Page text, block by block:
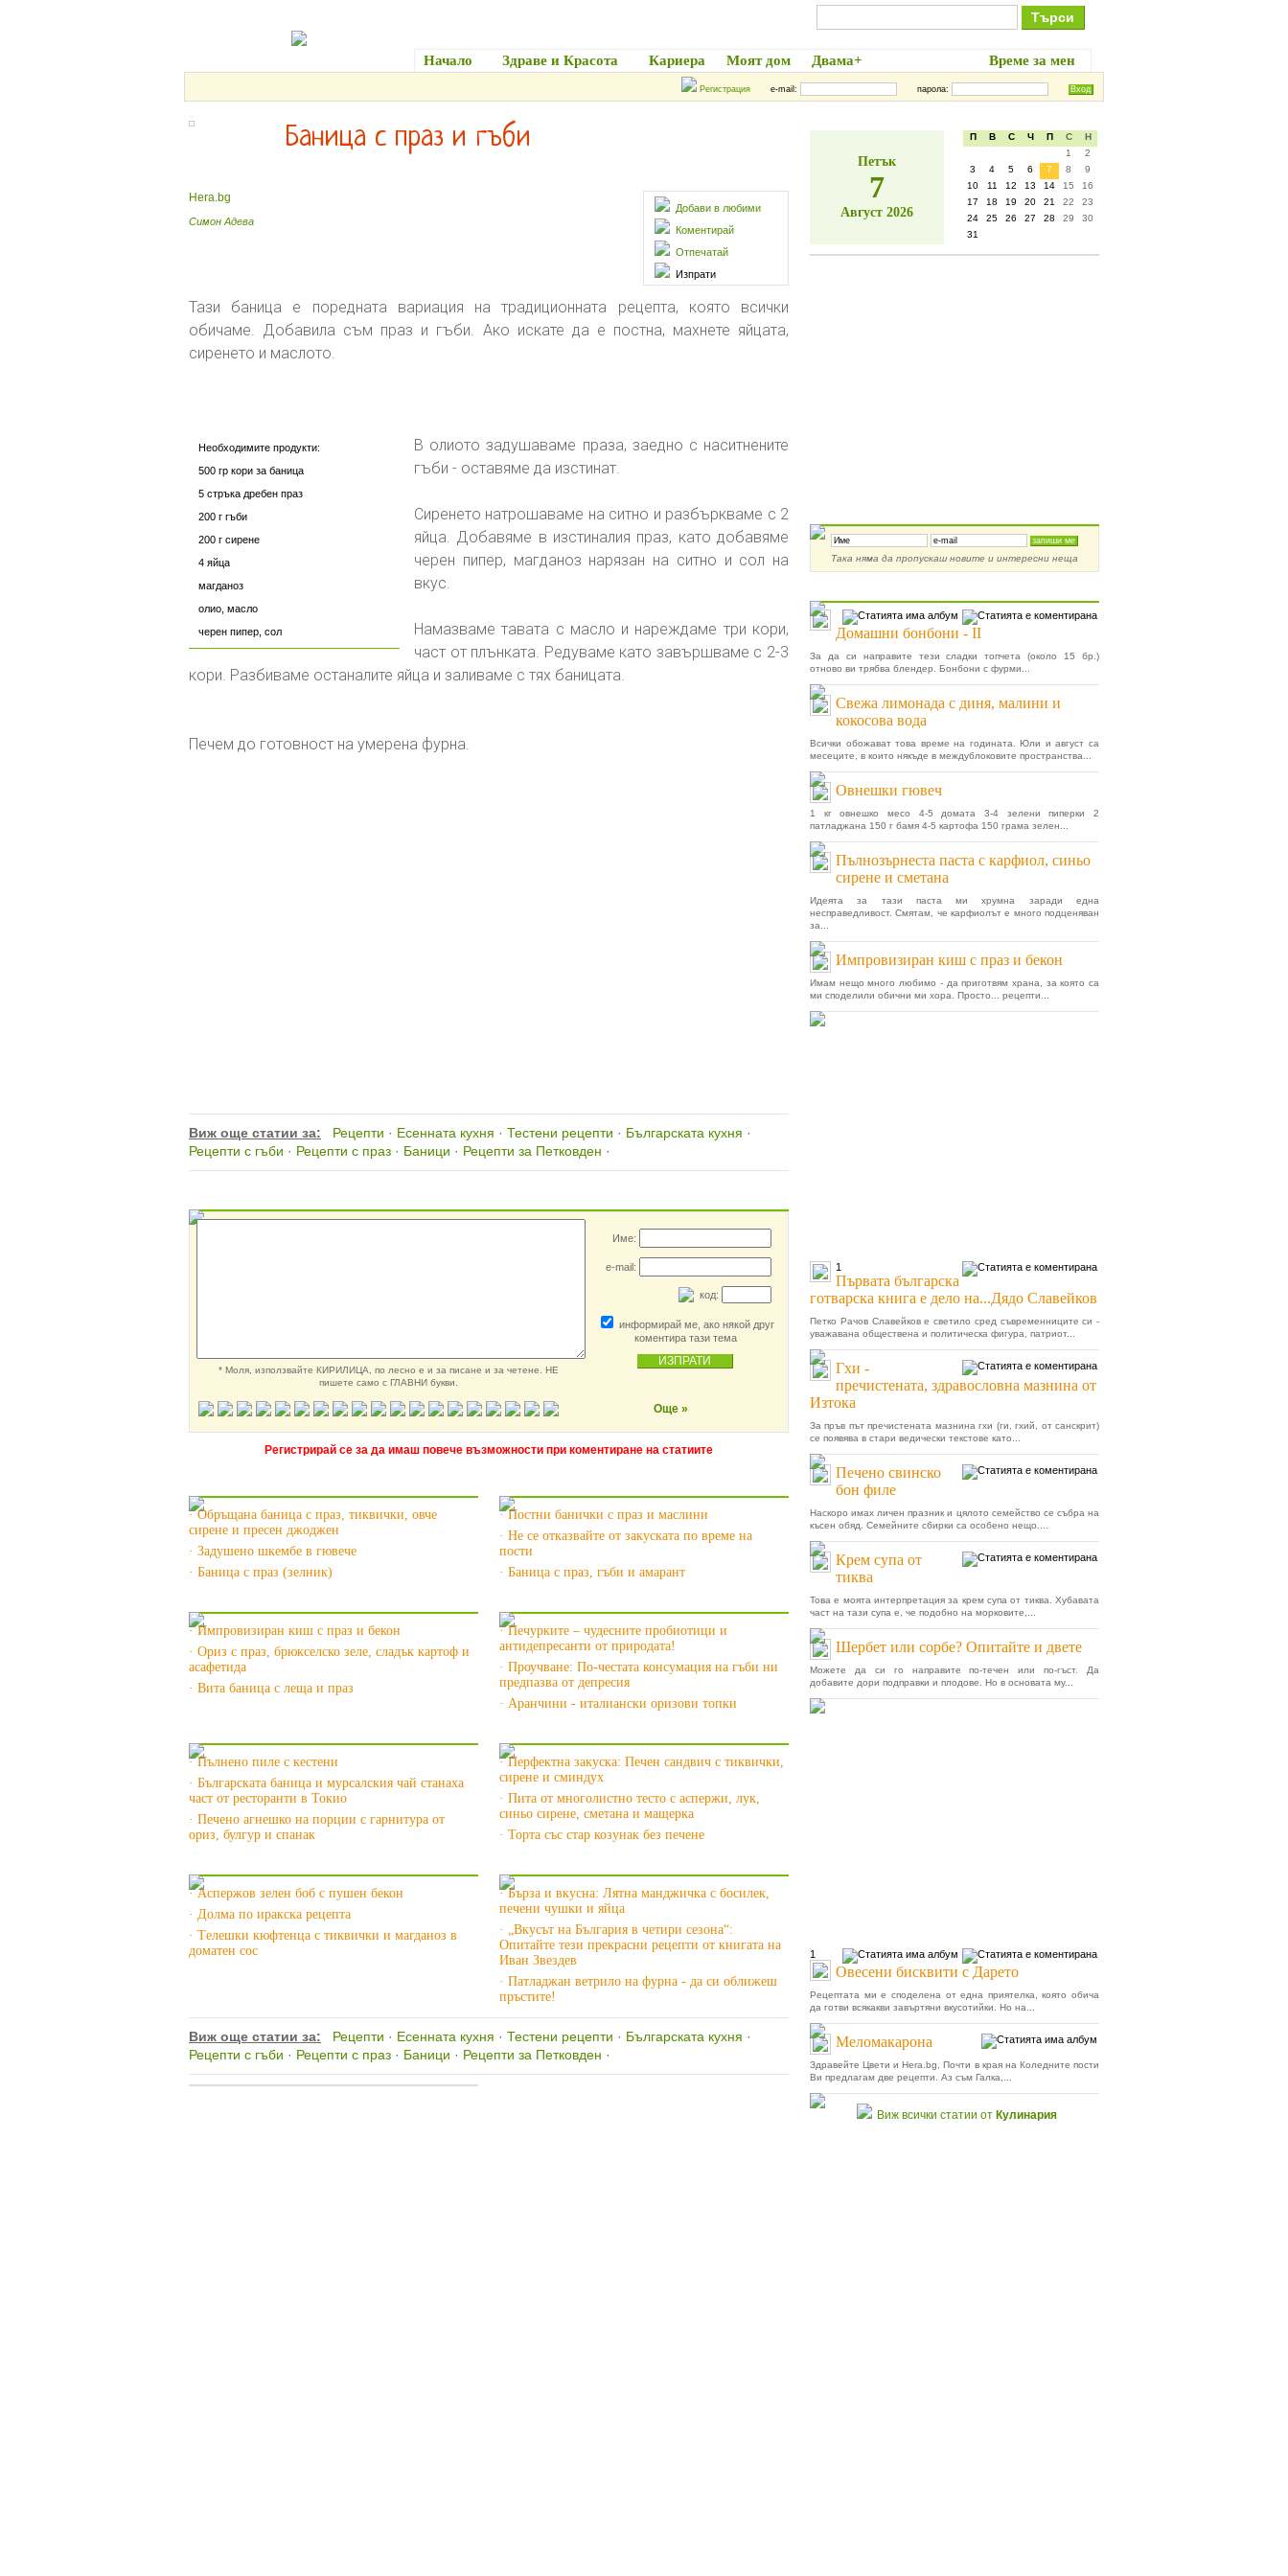
Начало Здраве и Красота Кариера Моят дом Двама+ Време за мен
Регистрация e-mail: парола:
Баница с праз и гъби
Добави в любими
Коментирай
Отпечатай
Изпрати
Hera.bg
Симон Адева
Тази баница е поредната вариация на традиционната рецепта, която всички
обичаме. Добавила съм праз и гъби. Ако искате да е постна, махнете яйцата,
сиренето и маслото.
Необходимите продукти:
500 гр кори за баница
5 стръка дребен праз
200 г гъби
200 г сирене
4 яйца
магданоз
олио, масло
черен пипер, сол
В олиото задушаваме праза, заедно с наситнените
гъби - оставяме да изстинат.
Сиренето натрошаваме на ситно и разбъркваме с 2
яйца. Добавяме в изстиналия праз, като добавяме
черен пипер, магданоз нарязан на ситно и сол на
вкус.
Намазваме тавата с масло и нареждаме три кори,
част от плънката. Редуваме като завършваме с 2-3
кори. Разбиваме останалите яйца и заливаме с тях баницата.
Печем до готовност на умерена фурна.
Виж още статии за: Рецепти · Есенната кухня · Тестени рецепти · Българската кухня ·
Рецепти с гъби · Рецепти с праз · Баници · Рецепти за Петковден ·
* Моля, използвайте КИРИЛИЦА, по лесно е и за писане и за четене. НЕ
пишете само с ГЛАВНИ букви.
Име:
e-mail:
код:
информирай ме, ако някой друг
коментира тази тема
Още »
Регистрирай се за да имаш повече възможности при коментиране на статиите
· Обръщана баница с праз, тиквички, овче
сирене и пресен джоджен
· Задушено шкембе в гювече
· Баница с праз (зелник)
· Постни банички с праз и маслини
· Не се отказвайте от закуската по време на
пости
· Баница с праз, гъби и амарант
· Импровизиран киш с праз и бекон
· Ориз с праз, брюкселско зеле, сладък картоф и
асафетида
· Вита баница с леща и праз
· Печурките – чудесните пробиотици и
антидепресанти от природата!
· Проучване: По-честата консумация на гъби ни
предпазва от депресия
· Аранчини - италиански оризови топки
· Пълнено пиле с кестени
· Българската баница и мурсалския чай станаха
част от ресторанти в Токио
· Печено агнешко на порции с гарнитура от
ориз, булгур и спанак
· Перфектна закуска: Печен сандвич с тиквички,
сирене и сминдух
· Пита от многолистно тесто с аспержи, лук,
синьо сирене, сметана и мащерка
· Торта със стар козунак без печене
· Аспержов зелен боб с пушен бекон
· Долма по иракска рецепта
· Tелешки кюфтенца с тиквички и магданоз в
доматен сос
· Бърза и вкусна: Лятна манджичка с босилек,
печени чушки и яйца
· „Вкусът на България в четири сезона“:
Опитайте тези прекрасни рецепти от книгата на
Иван Звездев
· Патладжан ветрило на фурна - да си оближеш
пръстите!
Виж още статии за: Рецепти · Есенната кухня · Тестени рецепти · Българската кухня ·
Рецепти с гъби · Рецепти с праз · Баници · Рецепти за Петковден ·
Петък
7
Август 2026
П В С Ч П С
Н
1
2
3
4 5 6 7 8
9
10
11 12 13 14 15
16
17
18 19 20 21 22
23
24
25 26 27 28 29
30
31
Така няма да пропускаш новите и интересни неща
Домашни бонбони - II
За да си направите тези сладки топчета (около 15 бр.)
отново ви трябва блендер. Бонбони с фурми...
Свежа лимонада с диня, малини и
кокосова вода
Всички обожават това време на годината. Юли и август са
месеците, в които някъде в междублоковите пространства...
Овнешки гювеч
1 кг овнешко месо 4-5 домата 3-4 зелени пиперки 2
патладжана 150 г бамя 4-5 картофа 150 грама зелен...
Пълнозърнеста паста с карфиол, синьо
сирене и сметана
Идеята за тази паста ми хрумна заради една
несправедливост. Смятам, че карфиолът е много подценяван
за...
Импровизиран киш с праз и бекон
Имам нещо много любимо - да приготвям храна, за която са
ми споделили обични ми хора. Просто... рецепти...
1
Първата българска
готварска книга е дело на...Дядо Славейков
Петко Рачов Славейков е светило сред съвременниците си -
уважавана обществена и политическа фигура, патриот...
Гхи -
пречистената, здравословна мазнина от
Изтока
За пръв път пречистената мазнина гхи (ги, гхий, от санскрит)
се появява в стари ведически текстове като...
Печено свинско
бон филе
Наскоро имах личен празник и цялото семейство се събра на
късен обяд. Семейните сбирки са особено нещо....
Крем супа от
тиква
Това е моята интерпретация за крем супа от тиква. Хубавата
част на тази супа е, че подобно на морковите,...
Шербет или сорбе? Опитайте и двете
Можете да си го направите по-течен или по-гъст. Да
добавите дори подправки и плодове. Но в основата му...
1
Овесени бисквити с Дарето
Рецептата ми е споделена от една приятелка, която обича
да готви всякакви завъртяни вкусотийки. Но на...
Меломакарона
Здравейте Цвети и Hera.bg, Почти в края на Коледните пости
Ви предлагам две рецепти. Аз съм Галка,...
Виж всички статии от Кулинария